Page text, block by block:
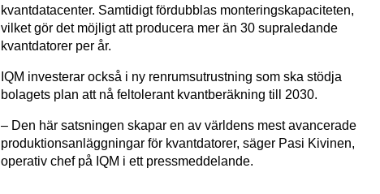
kvantdatacenter. Samtidigt fördubblas monteringskapaciteten,
vilket gör det möjligt att producera mer än 30 supraledande
kvantdatorer per år.
IQM investerar också i ny renrumsutrustning som ska stödja
bolagets plan att nå feltolerant kvantberäkning till 2030.
– Den här satsningen skapar en av världens mest avancerade
produktionsanläggningar för kvantdatorer, säger Pasi Kivinen,
operativ chef på IQM i ett pressmeddelande.